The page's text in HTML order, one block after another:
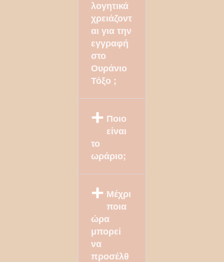
λογητικά
χρειάζοντ
αι για την
εγγραφή
στο
Ουράνιο
Τόξο ;
Ποιο
είναι
το
ωράριο;
Μέχρι
ποια
ώρα
μπορεί
να
προσέλθ